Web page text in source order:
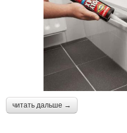
читать дальше →